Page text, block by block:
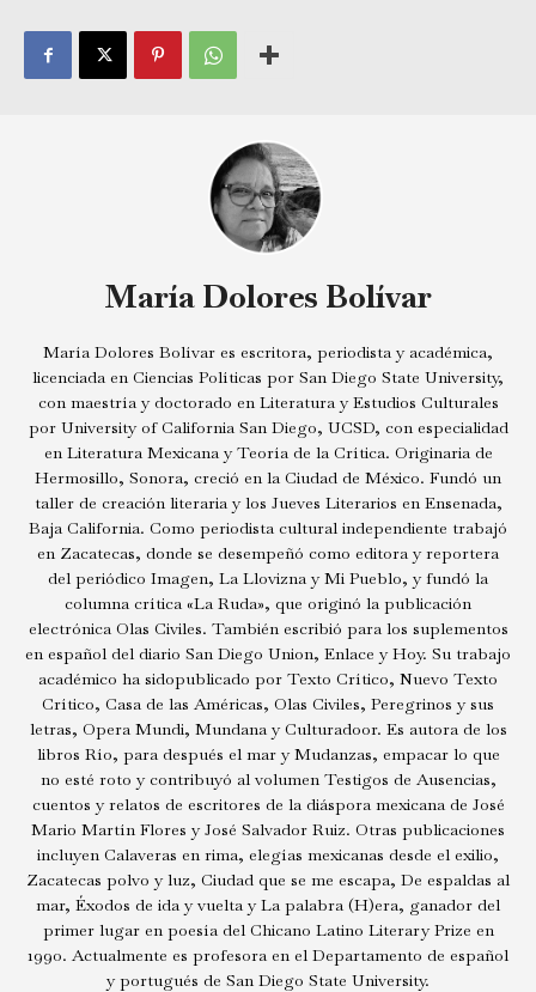
María Dolores Bolívar
María Dolores Bolívar es escritora, periodista y académica,
licenciada en Ciencias Políticas por San Diego State University,
con maestría y doctorado en Literatura y Estudios Culturales
por University of California San Diego, UCSD, con especialidad
en Literatura Mexicana y Teoría de la Crítica. Originaria de
Hermosillo, Sonora, creció en la Ciudad de México. Fundó un
taller de creación literaria y los Jueves Literarios en Ensenada,
Baja California. Como periodista cultural independiente trabajó
en Zacatecas, donde se desempeñó como editora y reportera
del periódico Imagen, La Llovizna y Mi Pueblo, y fundó la
columna crítica «La Ruda», que originó la publicación
electrónica Olas Civiles. También escribió para los suplementos
en español del diario San Diego Union, Enlace y Hoy. Su trabajo
académico ha sidopublicado por Texto Crítico, Nuevo Texto
Crítico, Casa de las Américas, Olas Civiles, Peregrinos y sus
letras, Opera Mundi, Mundana y Culturadoor. Es autora de los
libros Río, para después el mar y Mudanzas, empacar lo que
no esté roto y contribuyó al volumen Testigos de Ausencias,
cuentos y relatos de escritores de la diáspora mexicana de José
Mario Martín Flores y José Salvador Ruiz. Otras publicaciones
incluyen Calaveras en rima, elegías mexicanas desde el exilio,
Zacatecas polvo y luz, Ciudad que se me escapa, De espaldas al
mar, Éxodos de ida y vuelta y La palabra (H)era, ganador del
primer lugar en poesía del Chicano Latino Literary Prize en
1990. Actualmente es profesora en el Departamento de español
y portugués de San Diego State University.